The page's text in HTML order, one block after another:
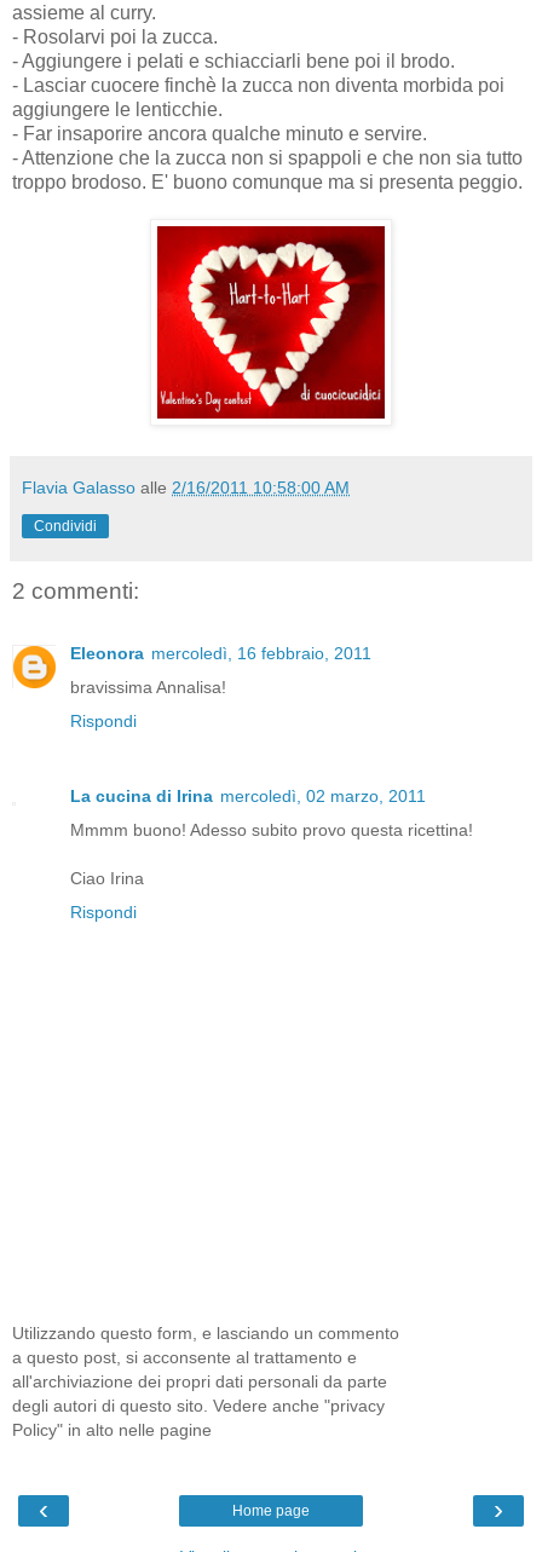
assieme al curry.
- Rosolarvi poi la zucca.
- Aggiungere i pelati e schiacciarli bene poi il brodo.
- Lasciar cuocere finchè la zucca non diventa morbida poi
aggiungere le lenticchie.
- Far insaporire ancora qualche minuto e servire.
- Attenzione che la zucca non si spappoli e che non sia tutto
troppo brodoso. E' buono comunque ma si presenta peggio.
Flavia Galasso alle 2/16/2011 10:58:00 AM
Condividi
2 commenti:
Eleonora mercoledì, 16 febbraio, 2011
bravissima Annalisa!
Rispondi
La cucina di Irina mercoledì, 02 marzo, 2011
Mmmm buono! Adesso subito provo questa ricettina!
Ciao Irina
Rispondi
Utilizzando questo form, e lasciando un commento
a questo post, si acconsente al trattamento e
all'archiviazione dei propri dati personali da parte
degli autori di questo sito. Vedere anche "privacy
Policy" in alto nelle pagine
‹ ›
Home page